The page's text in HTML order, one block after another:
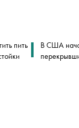
пить
В США